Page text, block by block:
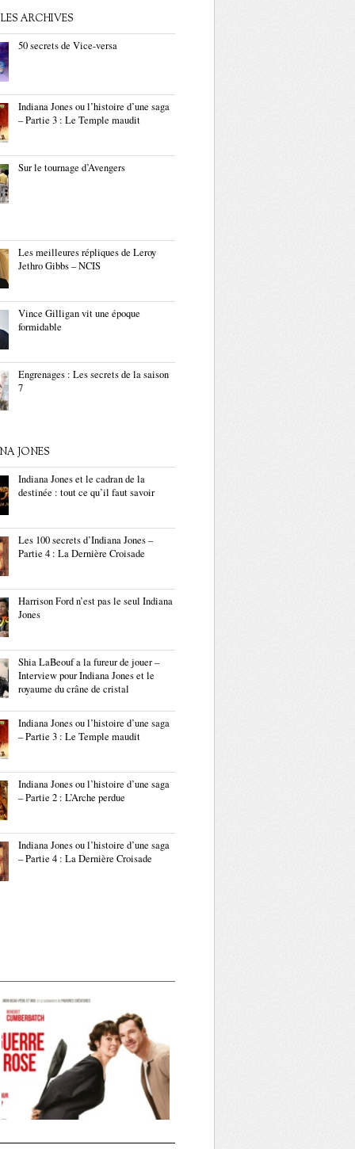
ARCHIVES
50 secrets de Vice-versa
Indiana Jones ou l’histoire d’une saga
– Partie 3 : Le Temple maudit
Sur le tournage d’Avengers
Les meilleures répliques de Leroy
Jethro Gibbs – NCIS
Vince Gilligan vit une époque
formidable
Engrenages : Les secrets de la saison
7
JONES
Indiana Jones et le cadran de la
destinée : tout ce qu’il faut savoir
Les 100 secrets d’Indiana Jones –
Partie 4 : La Dernière Croisade
Harrison Ford n’est pas le seul Indiana
Jones
Shia LaBeouf a la fureur de jouer –
Interview pour Indiana Jones et le
royaume du crâne de cristal
Indiana Jones ou l’histoire d’une saga
– Partie 3 : Le Temple maudit
Indiana Jones ou l’histoire d’une saga
– Partie 2 : L’Arche perdue
Indiana Jones ou l’histoire d’une saga
– Partie 4 : La Dernière Croisade